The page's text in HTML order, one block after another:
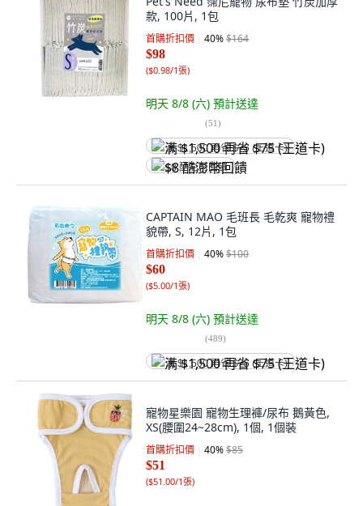
款, 100片, 1包
首購折扣價 40%$164
$98
($0.98/1張)
明天 8/8 (六) 預計送達
(51)
满 $1,500 再省 $75 (王道卡)
$8 酷澎幣回饋
CAPTAIN MAO 毛班長 毛乾爽 寵物禮
貌帶, S, 12片, 1包
首購折扣價 40%$100
$60
($5.00/1張)
明天 8/8 (六) 預計送達
(489)
满 $1,500 再省 $75 (王道卡)
寵物星樂園 寵物生理褲/尿布 鵝黃色,
XS(腰圍24~28cm), 1個, 1個裝
首購折扣價 40%$85
$51
($51.00/1張)